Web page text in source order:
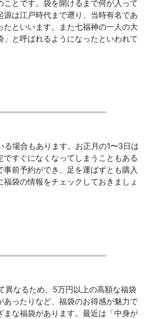
とです。袋を開けるまで何が入って
は江戸時代まで遡り、当時有名であ
といいます。また七福神の一人の大
と呼ばれるようになったといわれて
場合もあります。お正月の1〜3日は
すぐになくなってしまうこともある
前予約ができ、足を運ばずとも購入
袋の情報をチェックしておきましょ
異なるため、5万円以上の高額な福袋
ったりなど、福袋のお得感が魅力で
な福袋があります。最近は「中身が